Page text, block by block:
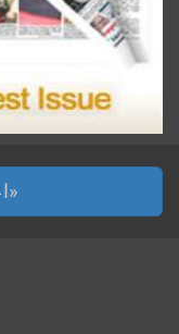
اعداد خاصة «ملاحق»